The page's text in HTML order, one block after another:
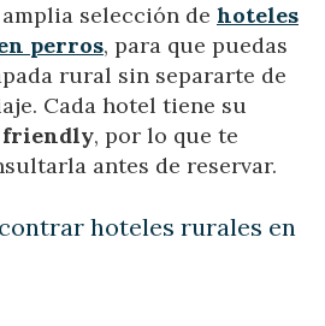
selección de hoteles
perros, para que puedas
rural sin separarte de
Cada hotel tiene su
friendly, por lo que te
antes de reservar.
hoteles rurales en